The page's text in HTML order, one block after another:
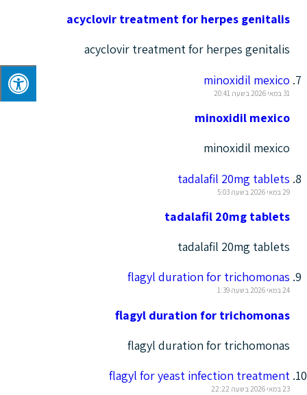
acyclovir treatment for herpes genitalis
acyclovir treatment for herpes genitalis
minoxidil mexico
31 במאי 2026 בשעה 20:41
minoxidil mexico
minoxidil mexico
tadalafil 20mg tablets
29 במאי 2026 בשעה 5:03
tadalafil 20mg tablets
tadalafil 20mg tablets
flagyl duration for trichomonas
24 במאי 2026 בשעה 1:39
flagyl duration for trichomonas
flagyl duration for trichomonas
flagyl for yeast infection treatment
23 במאי 2026 בשעה 22:22